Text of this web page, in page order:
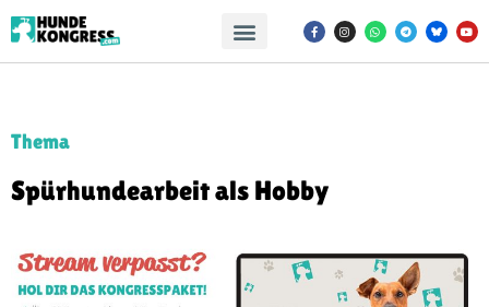
Thema
Spürhundearbeit als Hobby